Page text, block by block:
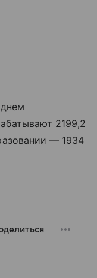
2199,2
— 1934